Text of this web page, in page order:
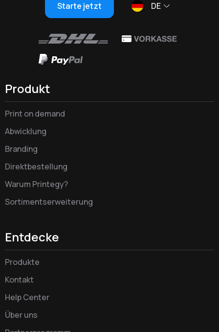
Starte jetzt DE
Produkt
Print on demand
Abwicklung
Branding
Direktbestellung
Warum Printegy?
Sortimentserweiterung
Entdecke
Produkte
Kontakt
Help Center
Über uns